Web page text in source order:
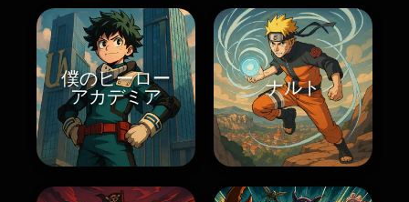
僕のヒーロー
アカデミア
ナルト